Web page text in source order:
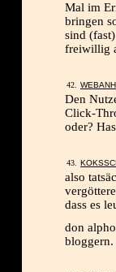
Mal im
bringen
sind
freiwillig
Den
Click-
oder?
also
dass es
don
bloggern.